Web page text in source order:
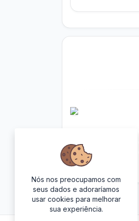
Nós nos preocupamos com
seus dados e adoraríamos
usar cookies para melhorar
sua experiência.